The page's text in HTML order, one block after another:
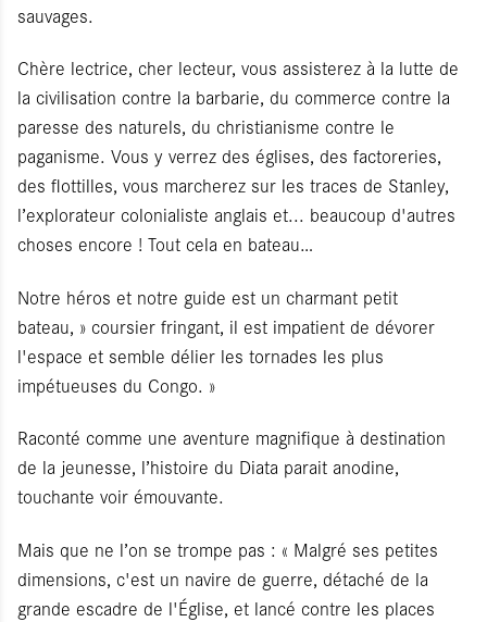
sauvages.
Chère lectrice, cher lecteur, vous assisterez à la lutte de
la civilisation contre la barbarie, du commerce contre la
paresse des naturels, du christianisme contre le
paganisme. Vous y verrez des églises, des factoreries,
des flottilles, vous marcherez sur les traces de Stanley,
l’explorateur colonialiste anglais et... beaucoup d'autres
choses encore ! Tout cela en bateau…
Notre héros et notre guide est un charmant petit
bateau, » coursier fringant, il est impatient de dévorer
l'espace et semble délier les tornades les plus
impétueuses du Congo. »
Raconté comme une aventure magnifique à destination
de la jeunesse, l’histoire du Diata parait anodine,
touchante voir émouvante.
Mais que ne l’on se trompe pas : « Malgré ses petites
dimensions, c'est un navire de guerre, détaché de la
grande escadre de l'Église, et lancé contre les places